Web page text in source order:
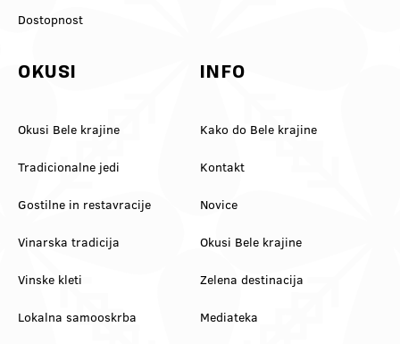
Dostopnost
OKUSI
Okusi Bele krajine
Tradicionalne jedi
Gostilne in restavracije
Vinarska tradicija
Vinske kleti
Lokalna samooskrba
INFO
Kako do Bele krajine
Kontakt
Novice
Okusi Bele krajine
Zelena destinacija
Mediateka